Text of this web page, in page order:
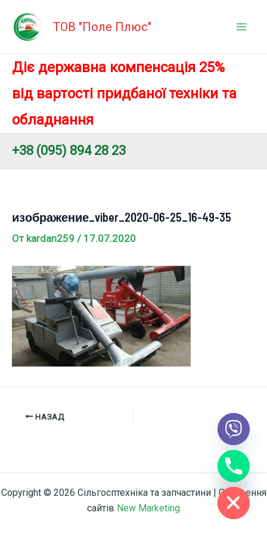
содержимому
ТОВ "Поле Плюс"
Діє державна компенсація 25%
від вартості придбаної техніки та
обладнання
+38 (095) 894 28 23
изображение_viber_2020-06-25_16-49-35
От kardan259 / 17.07.2020
НАЗАД
Copyright © 2026 Сільгосптехніка та запчастини | Створення
сайтів New Marketing
Hide
chaty